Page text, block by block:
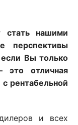
нашими
перспективы
Вы только
отличная
рентабельной
и всех